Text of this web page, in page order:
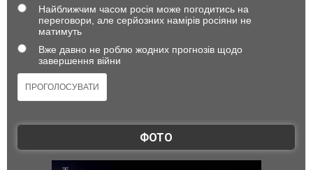
Найближчим часом росія може погодитись на
переговори, але серйозних намірів росіяни не
матимуть
Вже давно не роблю жодних прогнозів щодо
завершення війни
ФОТО